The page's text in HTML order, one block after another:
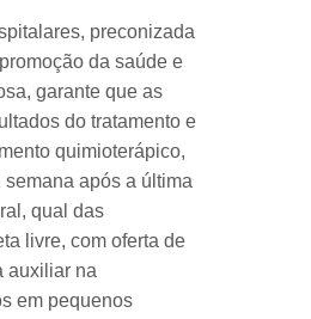
preconizada
da saúde e
garante que as
do tratamento e
quimioterápico,
após a última
qual das
livre, com oferta de
auxiliar na
em pequenos